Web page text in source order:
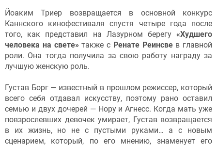
Йоаким Триер возвращается в основной конкурс
Каннского кинофестиваля спустя четыре года после
того, как представил на Лазурном берегу «Худшего
человека на свете» также с Ренате Реинсве в главной
роли. Она тогда получила за свою работу награду за
лучшую женскую роль.
Густав Борг — известный в прошлом режиссер, который
всего себя отдавал искусству, поэтому рано оставил
семью и двух дочерей — Нору и Агнесс. Когда мать уже
повзрослевших девочек умирает, Густав возвращается
в их жизнь, но не с пустыми руками… а с новым
сценарием, который, по его мнению, знаменует его